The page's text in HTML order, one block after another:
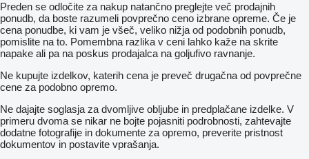
Preden se odločite za nakup natančno preglejte več prodajnih
ponudb, da boste razumeli povprečno ceno izbrane opreme. Če je
cena ponudbe, ki vam je všeč, veliko nižja od podobnih ponudb,
pomislite na to. Pomembna razlika v ceni lahko kaže na skrite
napake ali pa na poskus prodajalca na goljufivo ravnanje.
Ne kupujte izdelkov, katerih cena je preveč drugačna od povprečne
cene za podobno opremo.
Ne dajajte soglasja za dvomljive obljube in predplačane izdelke. V
primeru dvoma se nikar ne bojte pojasniti podrobnosti, zahtevajte
dodatne fotografije in dokumente za opremo, preverite pristnost
dokumentov in postavite vprašanja.